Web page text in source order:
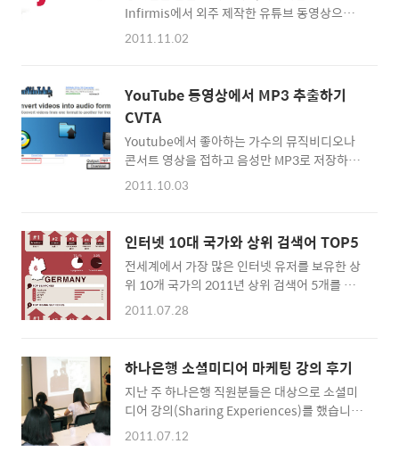
악에 대한 애정은 식을 줄 몰랐고 직장인이 된
지금은 하이엔드 이어폰을 지를 기회를 호시탐
동에 어울리는 곡 10곡을 한자리에 모았다. 무
산소 운동에 좋은 곡 10 정확한 개념을 알고 싶
어 네이버 지식백과를 펼쳐보니..
Infirmis에서 외주 제작한 유튜브 동영상으로
보는 이의 감동을 자아낸다. 더 가까이 다가가세
담아냈다. 영상과 꼭 맞는 배경음악(Band of
Horses - Funeral) 선정 역시 돋보인다. 큰 예
산에 의지하지 않고 이토록 멋진 영상을 만들어
낸 그들의 아이디어에 박수를 보낸다. 광고대행
사 Jung von Matt(http://www.jvm.com/)
이 제작했다. 마지막 자막을 보다가 눈물이 나올
가요? 라는 메시지는 짧고 강렬하다. 동영상은
블..
2011.11.02
YouTube 동영상에서 MP3 추출하기
CVTA
Youtube에서 좋아하는 가수의 뮤직비디오나
콘서트 영상을 접하고 음성만 MP3로 저장하고
싶을 때 이용하면 좋다. 이와 유사한 서비스로
음성만 추출하는 방법을 예로 들어보았다.
ConvertVideoToAudio
http://convertvideotoaudio.com/ URL 영
역에 유튜브 동영상의 주소를 넣는다. Output
영역에서 어떤 파일로 추출해 줄 것인지 선택한
To You라는 노래를 추출하려면 동영상 아래의
공유 버튼을 누른다. 아래에 주소창이 나오는데
이 주소를 전 단계..
2011.10.03
인터넷 10대 국가와 상위 검색어 TOP5
전세계에서 가장 많은 인터넷 유저를 보유한 상
위 10개 국가의 2011년 상위 검색어 5개를 보
여주는 자료입니다. 떠오르는 검색어도 보기 좋
다. 대부분 국가의 상위 검색어 TOP5에 페이스
북, 유튜브 등 소셜미디어 서비스가 등장합니다.
우리나라는 인구 수의 한계 때문인지 순위권에
는 없습니다. 인포그래픽 소스
http://is.gd/vVc9Sh
2011.07.28
하나은행 소셜미디어 마케팅 강의 후기
지난 주 하나은행 직원분들은 대상으로 소셜미
디어 강의(Sharing Experiences)를 했습니
다. 연수 차 전국 각지에서 오신 하나은행 직원
2011.07.12